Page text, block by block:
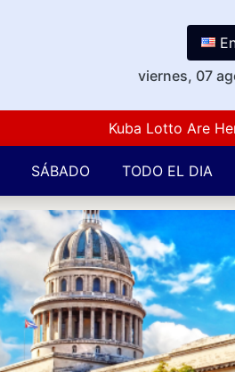
viernes, 07
Kuba Lotto Are Here
SÁBADO TODO EL DIA